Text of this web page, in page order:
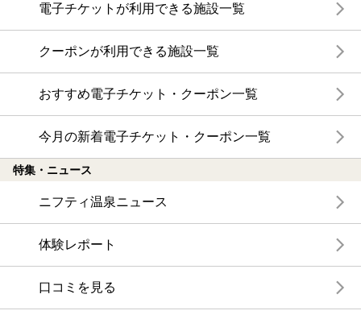
電子チケットが利用できる施設一覧
クーポンが利用できる施設一覧
おすすめ電子チケット・クーポン一覧
今月の新着電子チケット・クーポン一覧
特集・ニュース
ニフティ温泉ニュース
体験レポート
口コミを見る